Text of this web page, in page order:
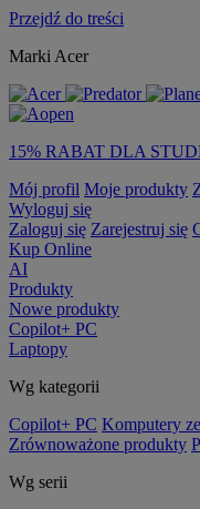
Przejdź do treści
Marki Acer
15% RABAT DLA
Mój profil Moje produkty
Wyloguj się
Zaloguj się Zarejestruj się
Kup Online
AI
Produkty
Nowe produkty
Copilot+ PC
Laptopy
Wg kategorii
Copilot+ PC Komputery
Zrównoważone produkty
Wg serii